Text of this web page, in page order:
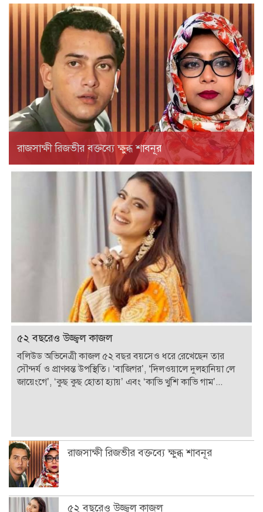
রাজসাক্ষী রিজভীর বক্তব্যে ক্ষুব্ধ শাবনূর
৫২ বছরেও উজ্জ্বল কাজল
বলিউড অভিনেত্রী কাজল ৫২ বছর বয়সেও ধরে রেখেছেন তার
সৌন্দর্য ও প্রাণবন্ত উপস্থিতি। ‘বাজিগর’, ‘দিলওয়ালে দুলহানিয়া লে
জায়েংগে’, ‘কুছ কুছ হোতা হ্যায়’ এবং ‘কাভি খুশি কাভি গাম’...
রাজসাক্ষী রিজভীর বক্তব্যে ক্ষুব্ধ শাবনূর
৫২ বছরেও উজ্জ্বল কাজল